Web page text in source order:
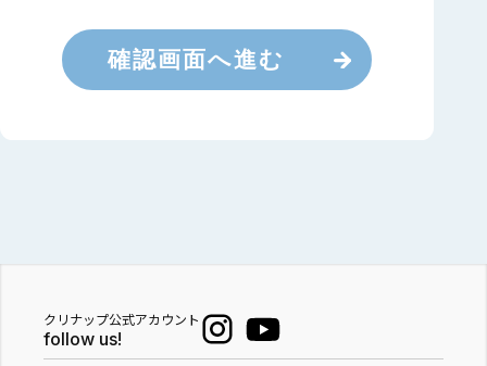
確認画面へ進む
クリナップ公式アカウント
follow us!